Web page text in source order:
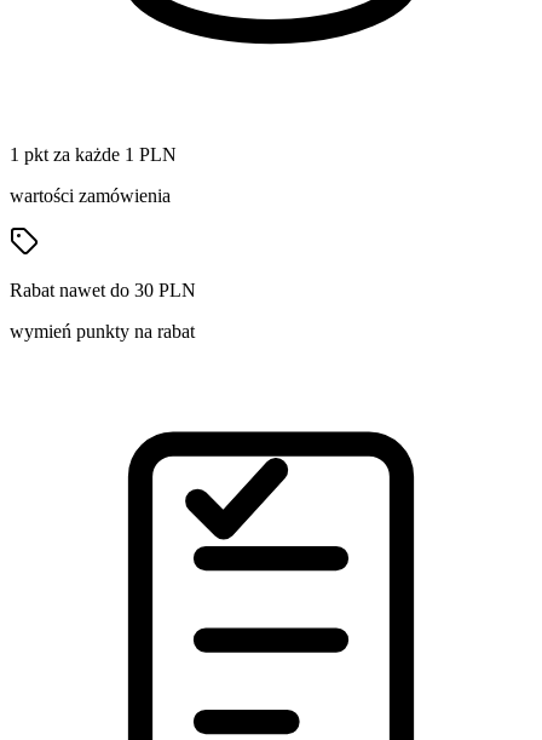
1 pkt za każde 1 PLN
wartości zamówienia
Rabat nawet do 30 PLN
wymień punkty na rabat